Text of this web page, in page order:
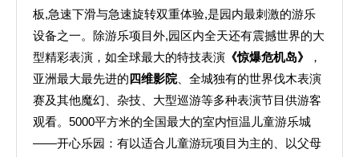
板,急速下滑与急速旋转双重体验,是园内最刺激的游乐
设备之一。除游乐项目外,园区内全天还有震撼世界的大
型精彩表演，如全球最大的特技表演 《惊爆危机岛》
，
亚洲最大最先进的四维影院、全城独有的世界伐木表演
赛及其他魔幻、杂技、大型巡游等多种表演节目供游客
观看。5000平方米的全国最大的室内恒温儿童游乐城
——开心乐园：有以适合儿童游玩项目为主的、以父母